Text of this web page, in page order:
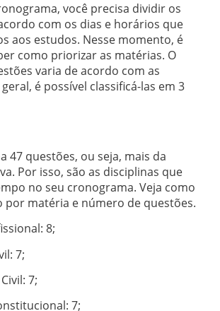
você precisa dividir os
com os dias e horários que
aos estudos. Nesse momento, é
como priorizar as matérias. O
varia de acordo com as
é possível classificá-las em 3
47 questões, ou seja, mais da
Por isso, são as disciplinas que
no seu cronograma. Veja como
por matéria e número de questões.
8;
7;
7;
7;